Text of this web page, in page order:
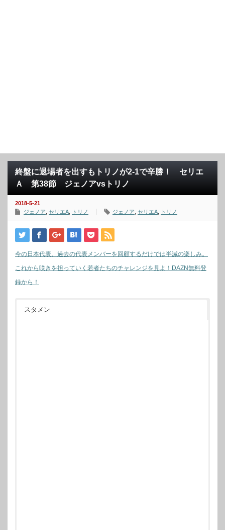
終盤に退場者を出すもトリノが2-1で辛勝！ セリエ
Ａ 第38節 ジェノアvsトリノ
2018-5-21
ジェノア セリエA トリノ ジェノア セリエA トリノ
今の日本代表、過去の代表メンバーを回顧するだけでは半減の楽しみ。
これから咲きを担っていく若者たちのチャレンジを見よ！DAZN無料登
録から！
スタメン